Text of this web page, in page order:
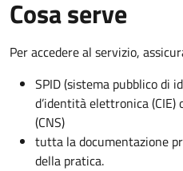
Cosa serve
Per accedere al servizio,
SPID (sistema pubblico di
d’identità elettronica
(CNS)
tutta la documentazione
della pratica.